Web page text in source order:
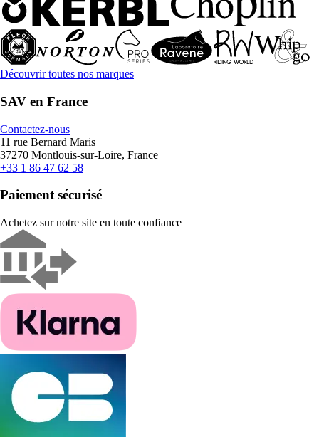
Découvrir toutes nos marques
SAV en France
Contactez-nous
11 rue Bernard Maris
37270 Montlouis-sur-Loire, France
+33 1 86 47 62 58
Paiement sécurisé
Achetez sur notre site en toute confiance